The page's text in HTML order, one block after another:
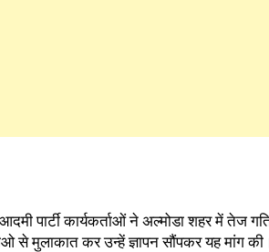
पार्टी कार्यकर्ताओं ने अल्मोडा शहर में तेज
से मुलाकात कर उन्हें ज्ञापन सौंपकर यह मांग